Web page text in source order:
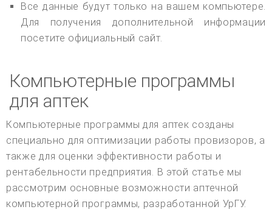
Все данные будут только на вашем компьютере.
Для получения дополнительной информации
посетите официальный сайт.
Компьютерные программы
для аптек
Компьютерные программы для аптек созданы
специально для оптимизации работы провизоров, а
также для оценки эффективности работы и
рентабельности предприятия. В этой статье мы
рассмотрим основные возможности аптечной
компьютерной программы, разработанной УрГУ.